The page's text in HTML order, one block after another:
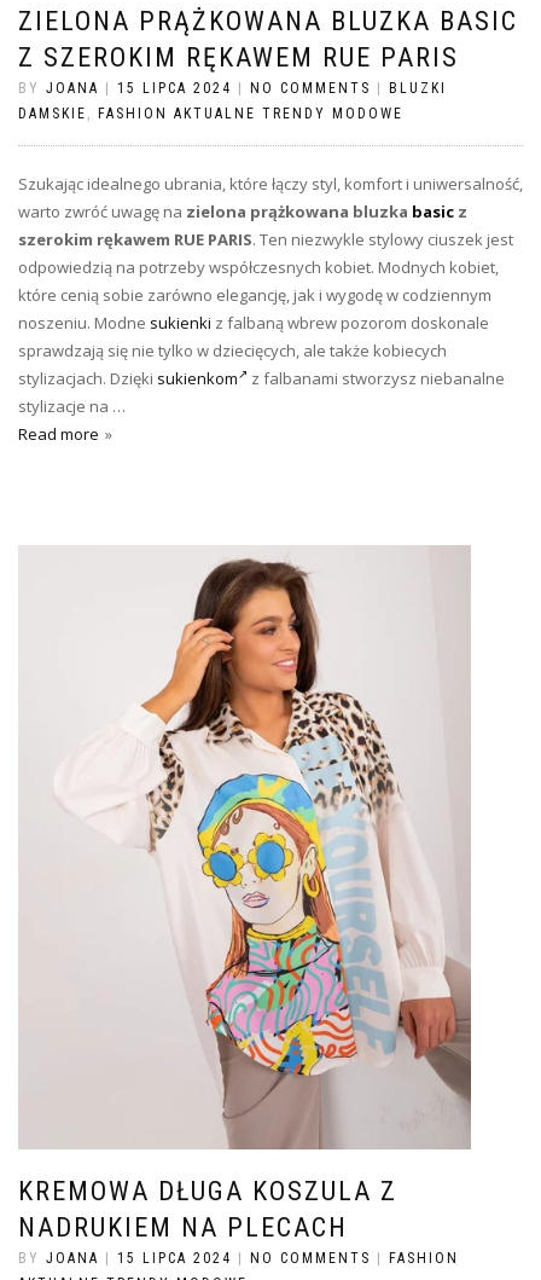
ZIELONA PRĄŻKOWANA BLUZKA BASIC
Z SZEROKIM RĘKAWEM RUE PARIS
BY JOANA 15 LIPCA 2024 NO COMMENTS
BLUZKI
DAMSKIE , FASHION AKTUALNE TRENDY MODOWE
Szukając idealnego ubrania, które łączy styl, komfort i uniwersalność,
warto zwróć uwagę na zielona prążkowana bluzka basic z
szerokim rękawem RUE PARIS. Ten niezwykle stylowy ciuszek jest
odpowiedzią na potrzeby współczesnych kobiet. Modnych kobiet,
które cenią sobie zarówno elegancję, jak i wygodę w codziennym
noszeniu. Modne sukienki z falbaną wbrew pozorom doskonale
sprawdzają się nie tylko w dziecięcych, ale także kobiecych
stylizacjach. Dzięki sukienkom
z falbanami stworzysz niebanalne
stylizacje na …
Read more
KREMOWA DŁUGA KOSZULA Z
NADRUKIEM NA PLECACH
BY JOANA | 15 LIPCA 2024 | NO COMMENTS | FASHION